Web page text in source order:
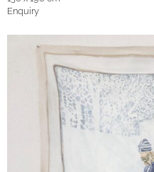
Enquiry